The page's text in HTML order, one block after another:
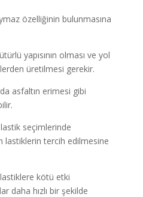
özelliğinin bulunmasına
yapısının olması ve yol
üretilmesi gerekir.
asfaltın erimesi gibi
seçimlerinde
lastiklerin tercih edilmesine
lastiklere kötü etki
daha hızlı bir şekilde